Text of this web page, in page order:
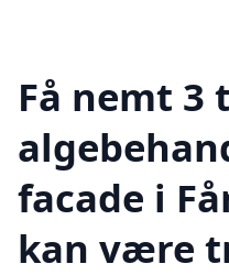
Få nemt 3
facade i
kan være